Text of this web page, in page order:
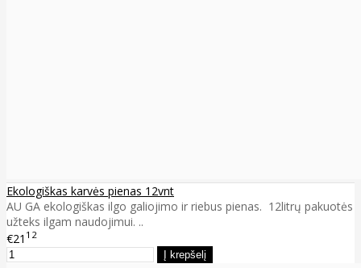
Ekologiškas karvės pienas 12vnt
AU GA ekologiškas ilgo galiojimo ir riebus pienas. 12litrų pakuotės
užteks ilgam naudojimui. ..
€21 12